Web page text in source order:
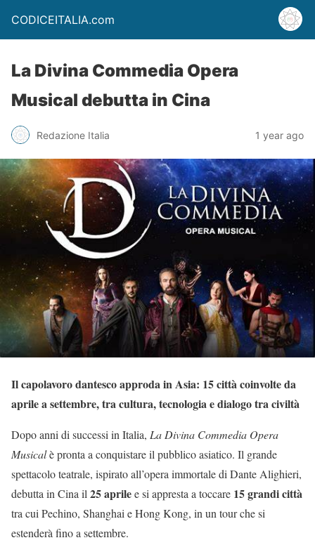
CODICEITALIA.com
La Divina Commedia Opera
Musical debutta in Cina
Redazione Italia 1 year ago
Il capolavoro dantesco approda in Asia: 15 città coinvolte da
aprile a settembre, tra cultura, tecnologia e dialogo tra civiltà
Dopo anni di successi in Italia, La Divina Commedia Opera
Musicalè pronta a conquistare il pubblico asiatico. Il grande
spettacolo teatrale, ispirato all’opera immortale di Dante Alighieri,
debutta in Cina il 25 aprilee si appresta a toccare 15 grandi città
tra cui Pechino, Shanghai e Hong Kong, in un tour che si
estenderà fino a settembre.